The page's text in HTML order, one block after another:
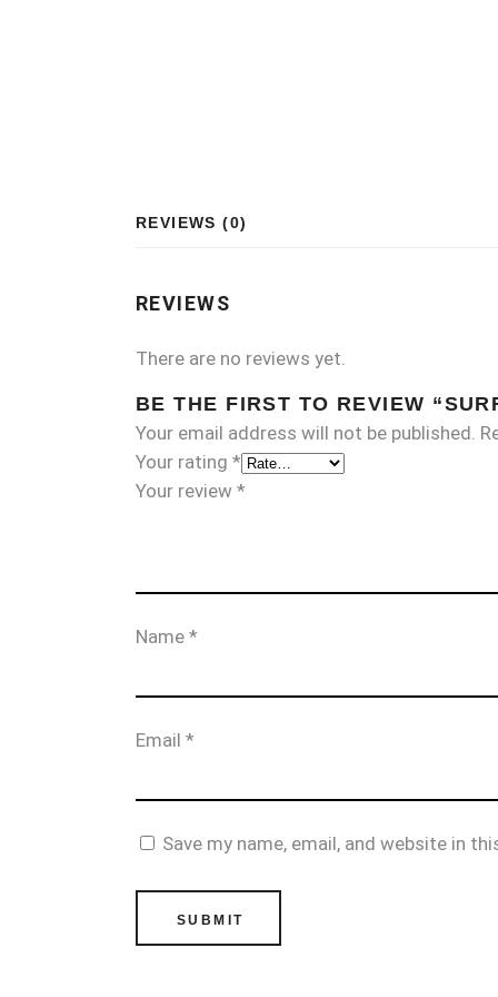
REVIEWS (0)
REVIEWS
There are no reviews yet.
BE THE FIRST TO REVIEW
Your email address will not be published.
Your rating *
Your review *
Name *
Email *
Save my name, email, and website in